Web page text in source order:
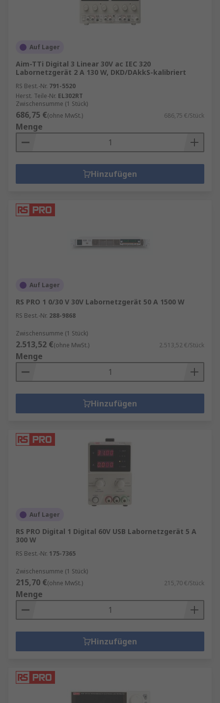
Auf Lager
Aim-TTi Digital 3 Linear 30V ac IEC 320
Labornetzgerät 2 A 130 W, DKD/DAkkS-kalibriert
RS Best.-Nr. 791-5520
Herst. Teile-Nr. EL302RT
Zwischensumme (1 Stück)
686,75 €(ohne MwSt.) 686,75 €/Stück
Menge
Hinzufügen
Auf Lager
RS PRO 1 0/30 V 30V Labornetzgerät 50 A 1500 W
RS Best.-Nr. 288-9868
Zwischensumme (1 Stück)
2.513,52 €(ohne MwSt.) 2.513,52 €/Stück
Menge
Hinzufügen
Auf Lager
RS PRO Digital 1 Digital 60V USB Labornetzgerät 5 A
300 W
RS Best.-Nr. 175-7365
Zwischensumme (1 Stück)
215,70 €(ohne MwSt.) 215,70 €/Stück
Menge
Hinzufügen